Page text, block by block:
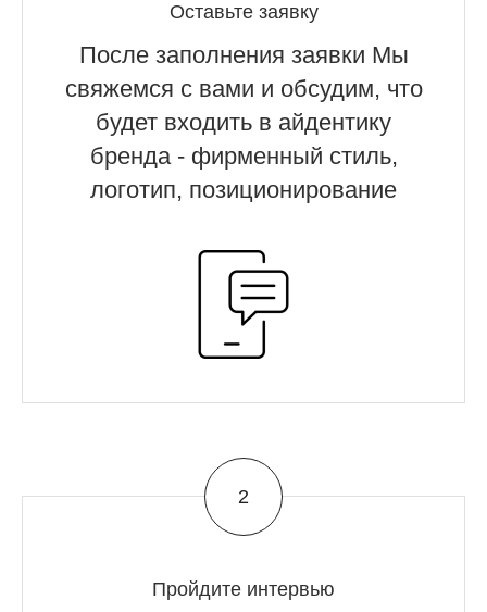
Оставьте заявку
После заполнения заявки Мы
свяжемся с вами и обсудим, что
будет входить в айдентику
бренда - фирменный стиль,
логотип, позиционирование
Пройдите интервью